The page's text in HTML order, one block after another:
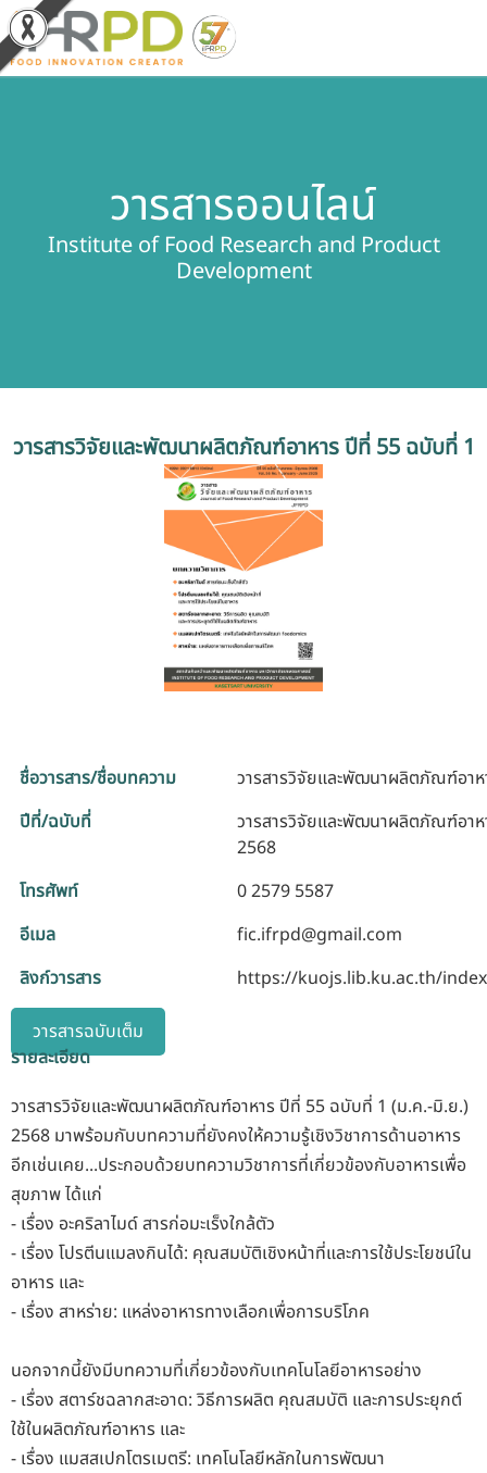
ผลงานวิจัยและนวัตกรรม
ผลิตภัณฑ์และจำหน่าย
บุคลากรสถาบัน
รับข้อร้องเรียนและข้อเสนอแนะ
ระบบสารสนเทศ (ใน)
วารสารออนไลน์
Institute of Food Research and Product
Development
วารสารวิจัยและพัฒนาผลิตภัณฑ์อาหาร ปีที่ 55 ฉบับที่ 1
ชื่อวารสาร/ชื่อบทความ
วารสารวิจัยและพัฒนาผลิตภัณฑ์อา
ปีที่/ฉบับที่
วารสารวิจัยและพัฒนาผลิตภัณฑ์อา
2568
โทรศัพท์
0 2579 5587
อีเมล
fic.ifrpd@gmail.com
ลิงก์วารสาร
https://kuojs.lib.ku.ac.th/
วารสารฉบับเต็ม
รายละเอียด
วารสารวิจัยและพัฒนาผลิตภัณฑ์อาหาร ปีที่ 55 ฉบับที่ 1 (ม.ค.-มิ.ย.)
2568 มาพร้อมกับบทความที่ยังคงให้ความรู้เชิงวิชาการด้านอาหาร
อีกเช่นเคย...ประกอบด้วยบทความวิชาการที่เกี่ยวข้องกับอาหารเพื่อ
สุขภาพ ได้แก่
- เรื่อง อะคริลาไมด์ สารก่อมะเร็งใกล้ตัว
- เรื่อง โปรตีนแมลงกินได้: คุณสมบัติเชิงหน้าที่และการใช้ประโยชน์ใน
อาหาร และ
- เรื่อง สาหร่าย: แหล่งอาหารทางเลือกเพื่อการบริโภค
นอกจากนี้ยังมีบทความที่เกี่ยวข้องกับเทคโนโลยีอาหารอย่าง
- เรื่อง สตาร์ชฉลากสะอาด: วิธีการผลิต คุณสมบัติ และการประยุกต์
ใช้ในผลิตภัณฑ์อาหาร และ
- เรื่อง แมสสเปกโตรเมตรี: เทคโนโลยีหลักในการพัฒนา